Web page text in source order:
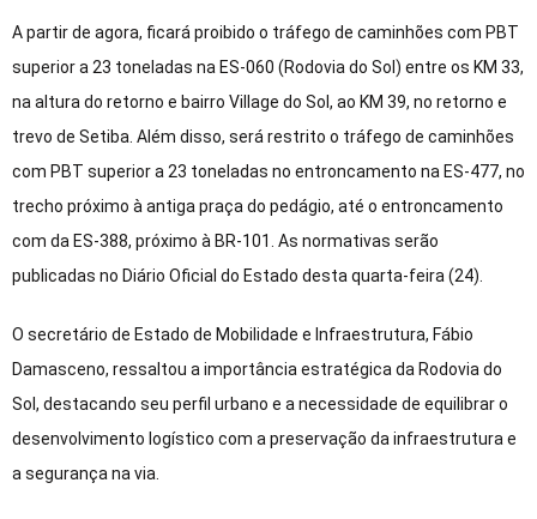
A partir de agora, ficará proibido o tráfego de caminhões com PBT
superior a 23 toneladas na ES-060 (Rodovia do Sol) entre os KM 33,
na altura do retorno e bairro Village do Sol, ao KM 39, no retorno e
trevo de Setiba. Além disso, será restrito o tráfego de caminhões
com PBT superior a 23 toneladas no entroncamento na ES-477, no
trecho próximo à antiga praça do pedágio, até o entroncamento
com da ES-388, próximo à BR-101. As normativas serão
publicadas no Diário Oficial do Estado desta quarta-feira (24).
O secretário de Estado de Mobilidade e Infraestrutura, Fábio
Damasceno, ressaltou a importância estratégica da Rodovia do
Sol, destacando seu perfil urbano e a necessidade de equilibrar o
desenvolvimento logístico com a preservação da infraestrutura e
a segurança na via.